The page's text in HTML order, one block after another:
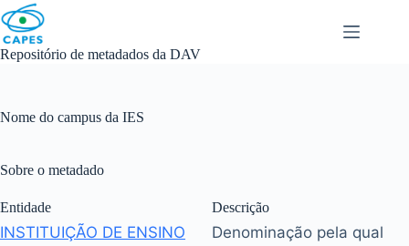
Skip
to
content
Repositório de metadados da DAV
Nome do campus da IES
Sobre o metadado
Entidade
INSTITUIÇÃO DE ENSINO
Descrição
Denominação pela qual